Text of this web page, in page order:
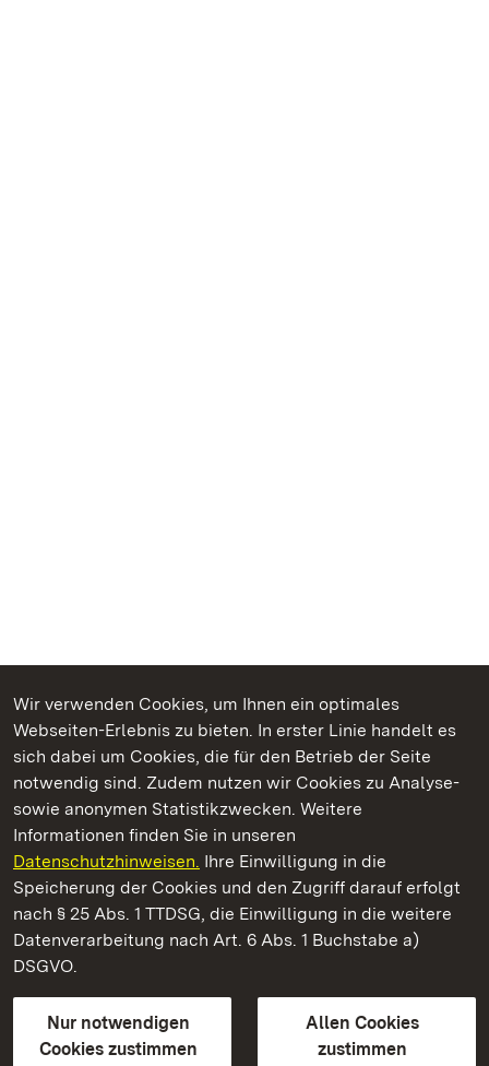
Wir verwenden Cookies, um Ihnen ein optimales
Webseiten-Erlebnis zu bieten. In erster Linie handelt es
sich dabei um Cookies, die für den Betrieb der Seite
notwendig sind. Zudem nutzen wir Cookies zu Analyse-
sowie anonymen Statistikzwecken. Weitere
Informationen finden Sie in unseren
Datenschutzhinweisen. Ihre Einwilligung in die
Speicherung der Cookies und den Zugriff darauf erfolgt
nach § 25 Abs. 1 TTDSG, die Einwilligung in die weitere
Datenverarbeitung nach Art. 6 Abs. 1 Buchstabe a)
DSGVO.
Nur notwendigen
Cookies zustimmen
Allen Cookies
zustimmen
Kommen. Staunen. Genießen.
Römische Badruine Hüfingen
Staatliche Schlösser und Gärten Baden-Württemberg
Kontakt
GebärdenspracheLeichte Sprache
Erklärung zur Barrierefreiheit
BITV-konform (geprüfte Seiten)